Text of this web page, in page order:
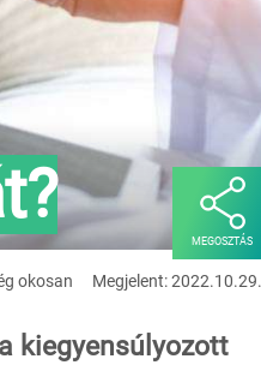
MEGOSZTÁS
Megjelent: 2022.10.29.
okosan
kiegyensúlyozott